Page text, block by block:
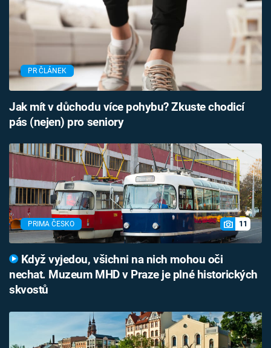
PR ČLÁNEK
Jak mít v důchodu více pohybu? Zkuste chodicí
pás (nejen) pro seniory
PRIMA ČESKO 11
Když vyjedou, všichni na nich mohou oči
nechat. Muzeum MHD v Praze je plné historických
skvostů